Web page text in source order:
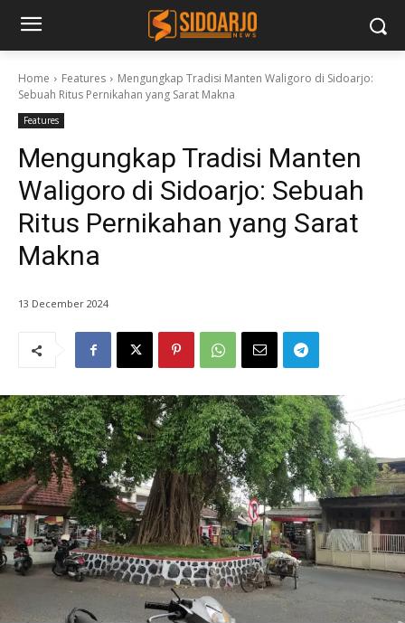
Home Features
Mengungkap Tradisi Manten Waligoro di Sidoarjo:
Sebuah Ritus Pernikahan yang Sarat Makna
Features
Mengungkap Tradisi Manten
Waligoro di Sidoarjo: Sebuah
Ritus Pernikahan yang Sarat
Makna
13 December 2024